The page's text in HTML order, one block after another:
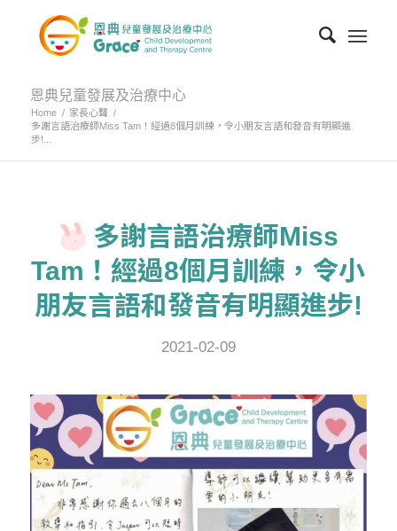
恩典兒童發展及治療中心
Home / 家長心聲 /
多謝言語治療師Miss Tam！經過8個月訓練，令小朋友言語和發音有明顯進
步!...
多謝言語治療師Miss
Tam！經過8個月訓練，令小
朋友言語和發音有明顯進步!
2021-02-09